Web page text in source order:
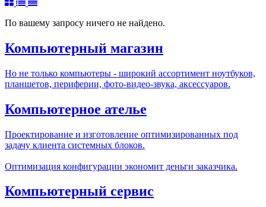
По вашему запросу ничего не найдено.
Компьютерный магазин
Но не только компьютеры - широкий ассортимент ноутбуков,
планшетов, периферии, фото-видео-звука, аксессуаров.
Компьютерное ателье
Проектирование и изготовление оптимизированных под
задачу клиента системных блоков.
Оптимизация конфигурации экономит деньги заказчика.
Компьютерный сервис